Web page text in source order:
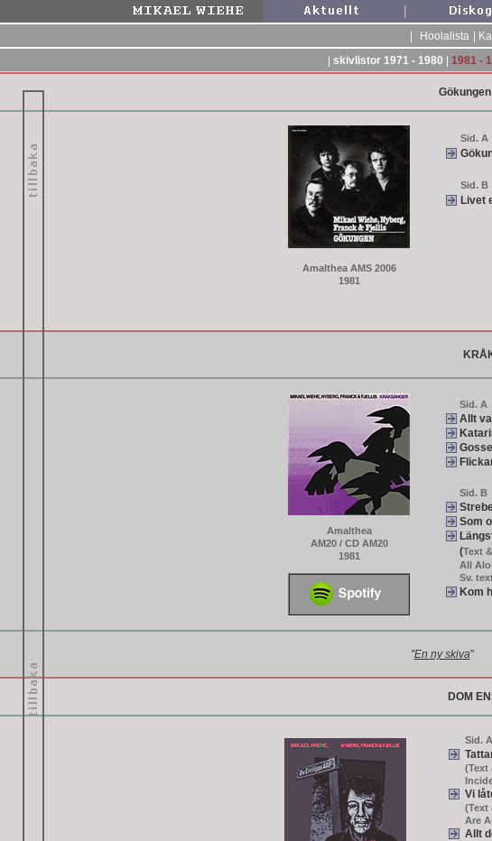
|
Hoolalista
skivlistor 1971 - 1980 1981 -
Amalthea AMS 2006
1981
Sid. A
Sid. B
Livet
Amalthea
AM20 / CD AM20
1981
Sid. A
Allt
Sid. B
Som
(Text
All
Sv.
Kom
"En ny skiva"
DOM
Sid. A
(Text
Vi
(Text
Are
Allt